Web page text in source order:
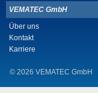
VEMATEC GmbH
Über uns
Kontakt
Karriere
© 2026 VEMATEC GmbH